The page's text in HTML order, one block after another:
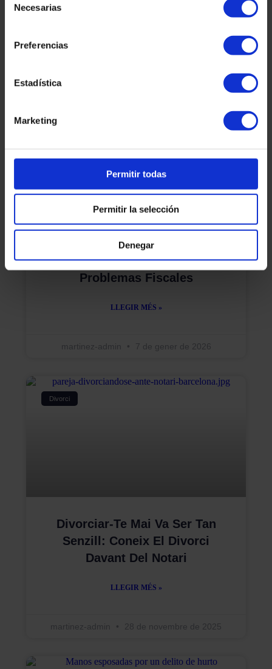
Necesarias
Preferencias
Estadística
Marketing
Permitir todas
Permitir la selección
Denegar
Hacienda Y Criptomonedas:
Cómo Declararlas Y Evitar
Problemas Fiscales
LLEGIR MÉS »
martinez-admin 7 de gener de 2026
Divorci
Divorciar-Te Mai Va Ser Tan
Senzill: Coneix El Divorci
Davant Del Notari
LLEGIR MÉS »
martinez-admin 28 de novembre de 2025